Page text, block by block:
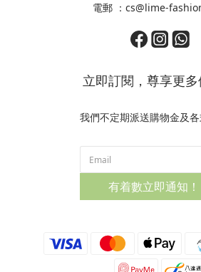
電郵 ：cs@lime-
立即訂閱，尊享更多
我們不定期派送購物金及
有着數立即通知！